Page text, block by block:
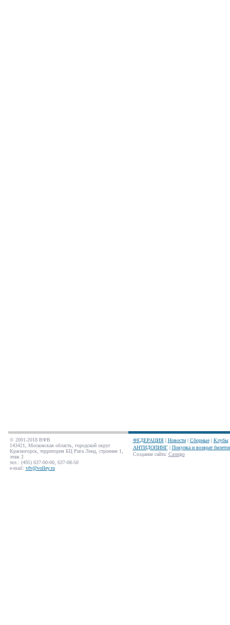
© 2001-2018 ВФВ
143421, Московская область, городской округ
Красногорск, территория БЦ Рига Ленд, строение 1,
этаж 2
тел.: (495) 637-00-00, 637-08-50
e-mail: vfv@volley.ru
ФЕДЕРАЦИЯ| Новости| Сборные| Клубы
АНТИДОПИНГ| Покупка и возврат
Создание сайта: Салюдо